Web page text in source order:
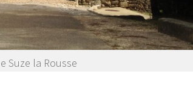
Suze la Rousse